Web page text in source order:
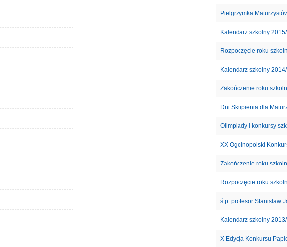
Pielgrzymka
Kalendarz szkolny
Rozpoczęcie roku
Kalendarz szkolny
Zakończenie roku
Dni Skupienia dla
Olimpiady i konkursy
XX Ogólnopolski
Zakończenie roku
Rozpoczęcie roku
ś.p. profesor Stanisław
Kalendarz szkolny
X Edycja Konkursu